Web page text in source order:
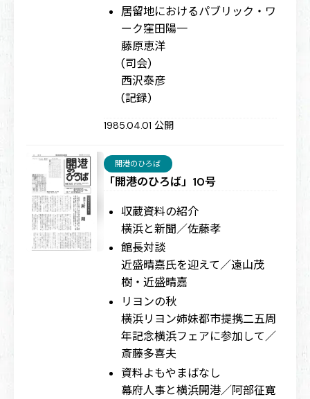
居留地におけるパブリック・ワ
ーク窪田陽一
藤原恵洋
(司会)
西沢泰彦
(記録)
1985.04.01 公開
「開港のひろば」10号
開港のひろば
収蔵資料の紹介
横浜と新聞／佐藤孝
館長対談
近盛晴嘉氏を迎えて／遠山茂
樹・近盛晴嘉
リヨンの秋
横浜リヨン姉妹都市提携二五周
年記念横浜フェアに参加して／
斎藤多喜夫
資料よもやまばなし
幕府人事と横浜開港／阿部征寛